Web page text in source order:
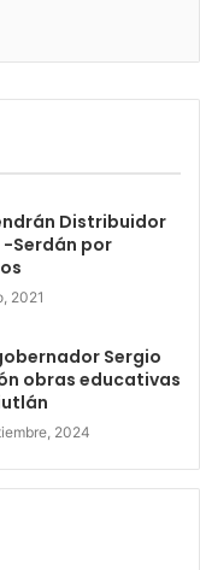
Distribuidor
-Serdán por
2021
Sergio
obras educativas
2024